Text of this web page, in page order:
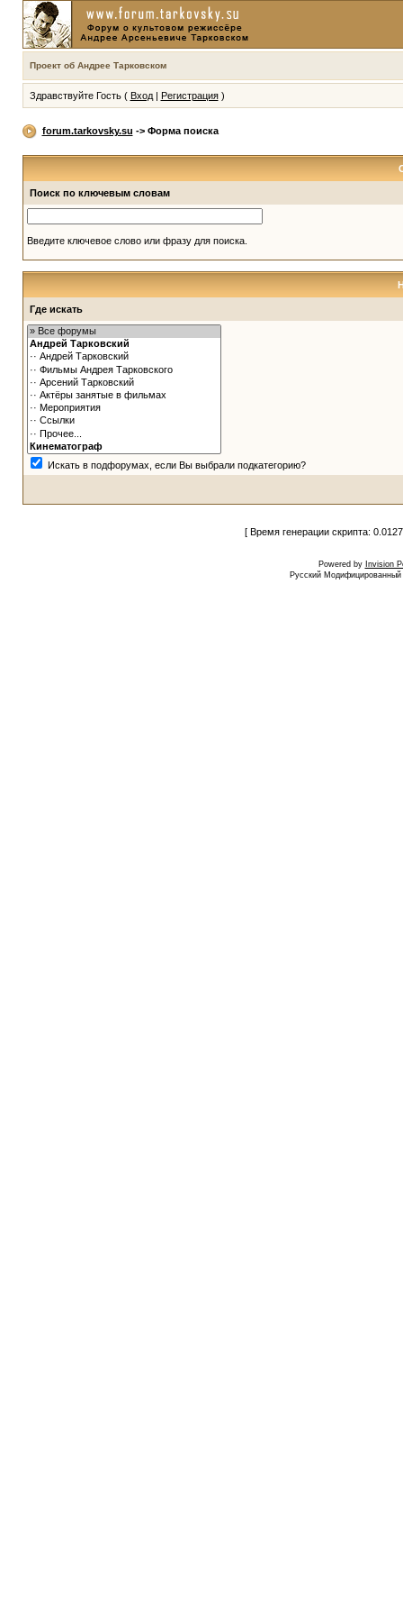
Проект об Андрее Тарковском
Здравствуйте Гость ( Вход| Регистрация)
forum.tarkovsky.su -> Форма поиска
Поиск по ключевым словам
Введите ключевое слово или фразу для поиска.
Где искать
Искать в подфорумах, если Вы выбрали подкатегорию?
[ Время генерации скрипта:
Powered by Invision
Русский